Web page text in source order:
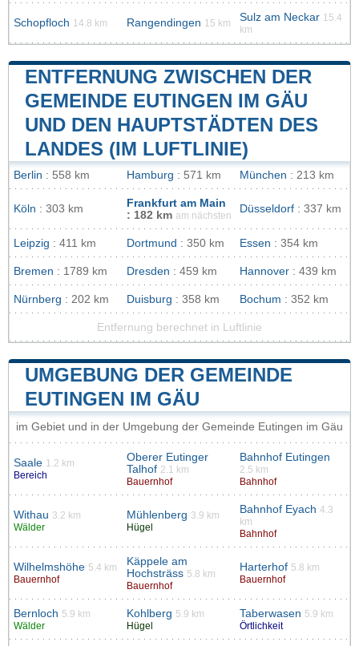
Schopfloch 14.8 km Rangendingen 15 km Sulz am Neckar 15.4
km
ENTFERNUNG ZWISCHEN DER
GEMEINDE EUTINGEN IM GÄU
UND DEN HAUPTSTÄDTEN DES
LANDES (IM LUFTLINIE)
Berlin : 558 km Hamburg : 571 km München : 213 km
Köln : 303 km
Frankfurt am Main
: 182 km am nächsten
Düsseldorf : 337 km
Leipzig : 411 km Dortmund : 350 km Essen : 354 km
Bremen : 1789 km Dresden : 459 km Hannover : 439 km
Nürnberg : 202 km Duisburg : 358 km Bochum : 352 km
Entfernung berechnet in Luftlinie
UMGEBUNG DER GEMEINDE
EUTINGEN IM GÄU
im Gebiet und in der Umgebung der Gemeinde Eutingen im Gäu
Saale 1.2 km
Bereich
Oberer Eutinger
Talhof 2.1 km
Bauernhof
Bahnhof Eutingen
2.5 km
Bahnhof
Withau 3.2 km
Wälder
Mühlenberg 3.9 km
Hügel
Bahnhof Eyach 4.3
km
Bahnhof
Wilhelmshöhe 5.4 km
Bauernhof
Käppele am
Hochsträss 5.8 km
Bauernhof
Harterhof 5.8 km
Bauernhof
Bernloch 5.9 km
Wälder
Kohlberg 5.9 km
Hügel
Taberwasen 5.9 km
Örtlichkeit